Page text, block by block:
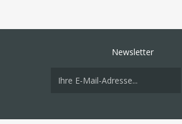
Newsletter